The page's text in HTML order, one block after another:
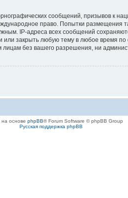
сообщений, призывов к
право. Попытки
IP-адреса всех сообщений
закрыть любую тему в любое время
без вашего разрешения, ни
основе phpBB® Forum Software © phpBB Group
Русская поддержка phpBB